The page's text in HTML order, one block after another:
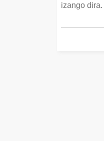
izango dira.